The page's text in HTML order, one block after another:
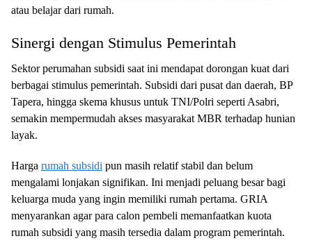
atau belajar dari rumah.
Sinergi dengan Stimulus Pemerintah
Sektor perumahan subsidi saat ini mendapat dorongan kuat dari
berbagai stimulus pemerintah. Subsidi dari pusat dan daerah, BP
Tapera, hingga skema khusus untuk TNI/Polri seperti Asabri,
semakin mempermudah akses masyarakat MBR terhadap hunian
layak.
Harga rumah subsidi pun masih relatif stabil dan belum
mengalami lonjakan signifikan. Ini menjadi peluang besar bagi
keluarga muda yang ingin memiliki rumah pertama. GRIA
menyarankan agar para calon pembeli memanfaatkan kuota
rumah subsidi yang masih tersedia dalam program pemerintah.